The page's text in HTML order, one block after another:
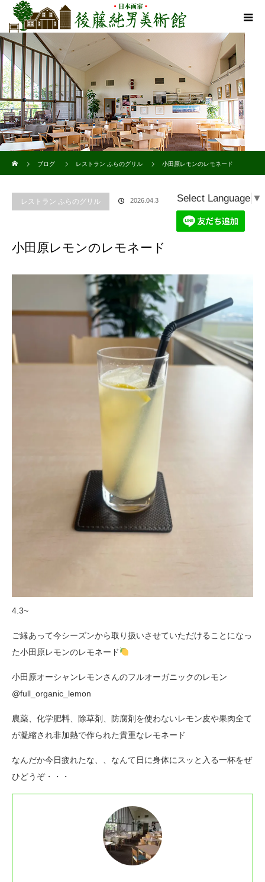
ブログ
レストラン ふらのグリル 小田原レモンのレモネード
レストラン ふらのグリル 2026.04.3 Select Language ▼
小田原レモンのレモネード
4.3~
ご縁あって今シーズンから取り扱いさせていただけることになっ
た小田原レモンのレモネード
小田原オーシャンレモンさんのフルオーガニックのレモン
@full_organic_lemon
農薬、化学肥料、除草剤、防腐剤を使わないレモン皮や果肉全て
が凝縮され非加熱で作られた貴重なレモネード
なんだか今日疲れたな、、なんて日に身体にスッと入る一杯をぜ
ひどうぞ・・・